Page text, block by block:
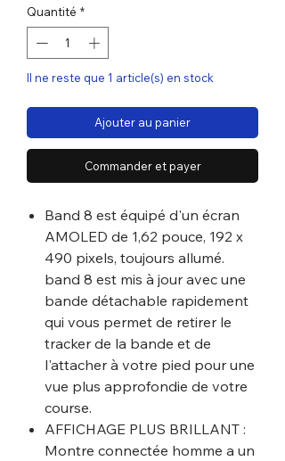
Quantité *
Il ne reste que 1 article(s) en stock
Ajouter au panier
Commander et payer
Band 8 est équipé d'un écran
AMOLED de 1,62 pouce, 192 x
490 pixels, toujours allumé.
band 8 est mis à jour avec une
bande détachable rapidement
qui vous permet de retirer le
tracker de la bande et de
l'attacher à votre pied pour une
vue plus approfondie de votre
course.
AFFICHAGE PLUS BRILLANT :
Montre connectée homme a un